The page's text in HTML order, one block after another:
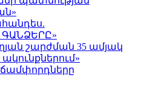
շարժման 35 ամյակ